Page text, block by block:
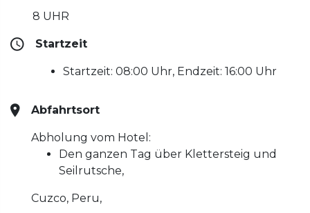
8 UHR
Startzeit
Startzeit: 08:00 Uhr, Endzeit: 16:00 Uhr
Abfahrtsort
Abholung vom Hotel:
Den ganzen Tag über Klettersteig und
Seilrutsche,
Cuzco, Peru,